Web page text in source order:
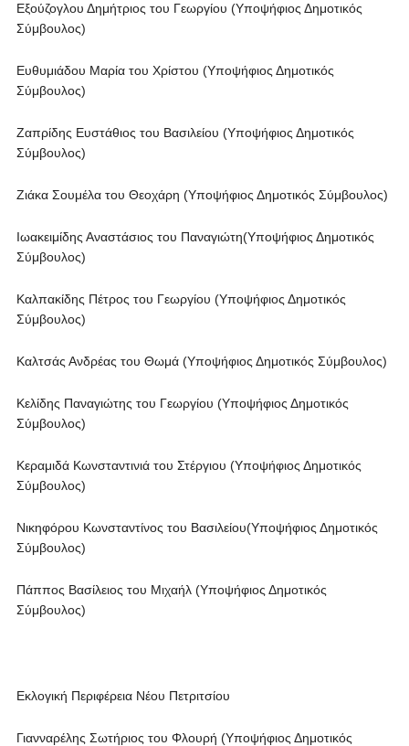
Εξούζογλου Δημήτριος του Γεωργίου (Υποψήφιος Δημοτικός
Σύμβουλος)
Ευθυμιάδου Μαρία του Χρίστου (Υποψήφιος Δημοτικός
Σύμβουλος)
Ζαπρίδης Ευστάθιος του Βασιλείου (Υποψήφιος Δημοτικός
Σύμβουλος)
Ζιάκα Σουμέλα του Θεοχάρη (Υποψήφιος Δημοτικός Σύμβουλος)
Ιωακειμίδης Αναστάσιος του Παναγιώτη(Υποψήφιος Δημοτικός
Σύμβουλος)
Καλπακίδης Πέτρος του Γεωργίου (Υποψήφιος Δημοτικός
Σύμβουλος)
Καλτσάς Ανδρέας του Θωμά (Υποψήφιος Δημοτικός Σύμβουλος)
Κελίδης Παναγιώτης του Γεωργίου (Υποψήφιος Δημοτικός
Σύμβουλος)
Κεραμιδά Κωνσταντινιά του Στέργιου (Υποψήφιος Δημοτικός
Σύμβουλος)
Νικηφόρου Κωνσταντίνος του Βασιλείου(Υποψήφιος Δημοτικός
Σύμβουλος)
Πάππος Βασίλειος του Μιχαήλ (Υποψήφιος Δημοτικός
Σύμβουλος)
Εκλογική Περιφέρεια Νέου Πετριτσίου
Γιανναρέλης Σωτήριος του Φλουρή (Υποψήφιος Δημοτικός